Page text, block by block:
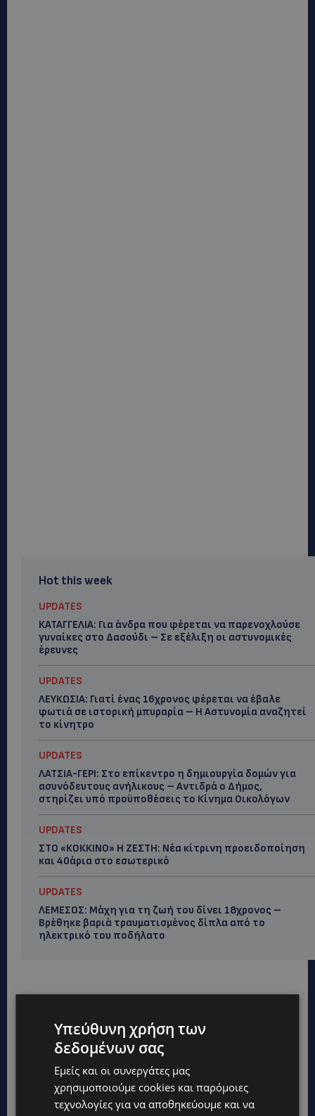
Hot this week
UPDATES
ΚΑΤΑΓΓΕΛΙΑ: Για άνδρα που φέρεται να παρενοχλούσε
γυναίκες στο Δασούδι – Σε εξέλιξη οι αστυνομικές
έρευνες
UPDATES
ΛΕΥΚΩΣΙΑ: Γιατί ένας 16χρονος φέρεται να έβαλε
φωτιά σε ιστορική μπυραρία – Η Αστυνομία αναζητεί
το κίνητρο
UPDATES
ΛΑΤΣΙΑ-ΓΕΡΙ: Στο επίκεντρο η δημιουργία δομών για
ασυνόδευτους ανήλικους – Αντιδρά ο Δήμος,
στηρίζει υπό προϋποθέσεις το Κίνημα Οικολόγων
UPDATES
ΣΤΟ «ΚΟΚΚΙΝΟ» Η ΖΕΣΤΗ: Νέα κίτρινη προειδοποίηση
και 40άρια στο εσωτερικό
UPDATES
ΛΕΜΕΣΟΣ: Μάχη για τη ζωή του δίνει 18χρονος –
Βρέθηκε βαριά τραυματισμένος δίπλα από το
ηλεκτρικό του ποδήλατο
Υπεύθυνη χρήση των
δεδομένων σας
Εμείς και οι συνεργάτες μας
χρησιμοποιούμε cookies και παρόμοιες
τεχνολογίες για να αποθηκεύουμε και να